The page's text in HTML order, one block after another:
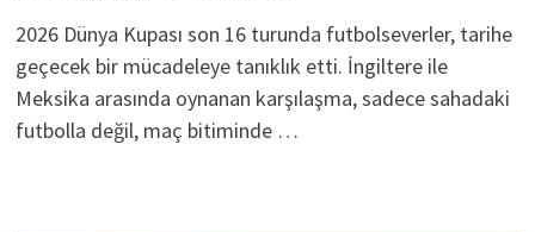
2026 Dünya Kupası son 16 turunda futbolseverler, tarihe
geçecek bir mücadeleye tanıklık etti. İngiltere ile
Meksika arasında oynanan karşılaşma, sadece sahadaki
futbolla değil, maç bitiminde …